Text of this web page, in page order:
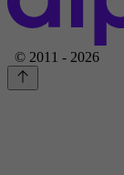
© 2011 - 2026